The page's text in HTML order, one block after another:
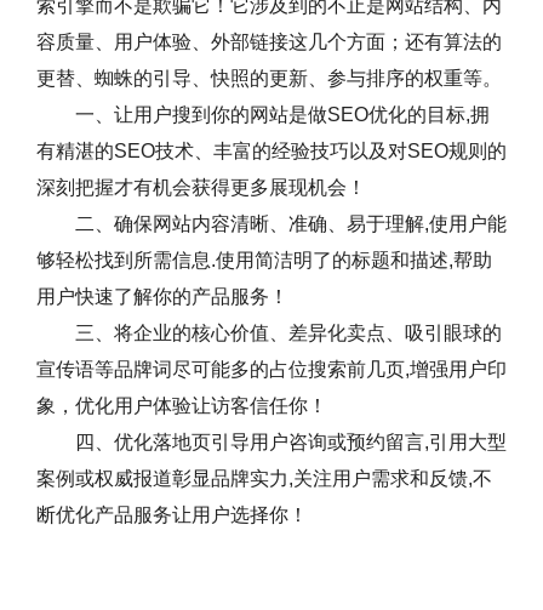
索引擎而不是欺骗它！它涉及到的不止是网站结构、内
容质量、用户体验、外部链接这几个方面；还有算法的
更替、蜘蛛的引导、快照的更新、参与排序的权重等。
一、让用户搜到你的网站是做SEO优化的目标,拥
有精湛的SEO技术、丰富的经验技巧以及对SEO规则的
深刻把握才有机会获得更多展现机会！
二、确保网站内容清晰、准确、易于理解,使用户能
够轻松找到所需信息.使用简洁明了的标题和描述,帮助
用户快速了解你的产品服务！
三、将企业的核心价值、差异化卖点、吸引眼球的
宣传语等品牌词尽可能多的占位搜索前几页,增强用户印
象，优化用户体验让访客信任你！
四、优化落地页引导用户咨询或预约留言,引用大型
案例或权威报道彰显品牌实力,关注用户需求和反馈,不
断优化产品服务让用户选择你！